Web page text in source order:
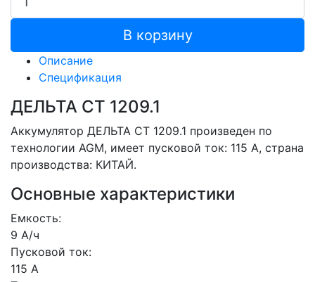
В корзину
Описание
Спецификация
ДЕЛЬТА CT 1209.1
Аккумулятор ДЕЛЬТА CT 1209.1 произведен по
технологии AGM, имеет пусковой ток: 115 A, страна
производства: КИТАЙ.
Основные характеристики
Емкость:
9 А/ч
Пусковой ток:
115 А